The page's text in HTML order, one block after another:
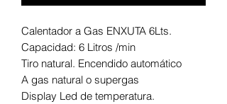
Calentador a Gas ENXUTA 6Lts.
Capacidad: 6 Litros /min
Tiro natural. Encendido automático
A gas natural o supergas
Display Led de temperatura.